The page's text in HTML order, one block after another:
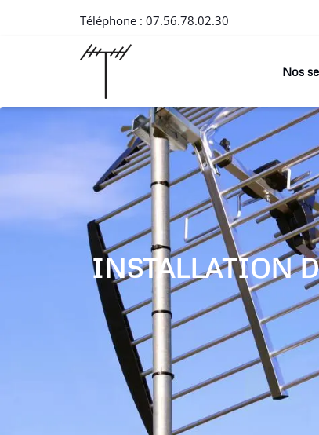
Téléphone : 07.56.78.02.30
Nos
INSTALLATION